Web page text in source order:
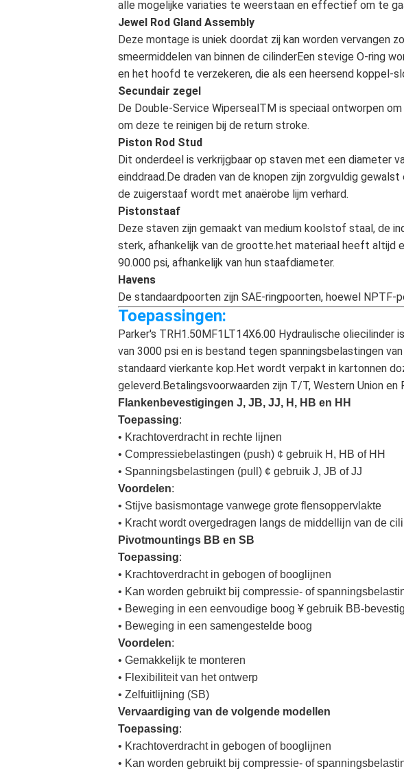
alle mogelijke variaties te weerstaan en effectief om te
Jewel Rod Gland Assembly
Deze montage is uniek doordat zij kan worden vervangen
smeermiddelen van binnen de cilinderEen stevige O-ring
en het hoofd te verzekeren, die als een heersend koppel-
Secundair zegel
De Double-Service WipersealTM is speciaal ontworpen
om deze te reinigen bij de return stroke.
Piston Rod Stud
Dit onderdeel is verkrijgbaar op staven met een diameter
einddraad.De draden van de knopen zijn zorgvuldig
de zuigerstaaf wordt met anaërobe lijm verhard.
Pistonstaaf
Deze staven zijn gemaakt van medium koolstof staal, de
sterk, afhankelijk van de grootte.het materiaal heeft altijd
90.000 psi, afhankelijk van hun staafdiameter.
Havens
De standaardpoorten zijn SAE-ringpoorten, hoewel
Toepassingen:
Parker's TRH1.50MF1LT14X6.00 Hydraulische
van 3000 psi en is bestand tegen spanningsbelastingen
standaard vierkante kop.Het wordt verpakt in kartonnen
geleverd.Betalingsvoorwaarden zijn T/T, Western Union en
Flankenbevestigingen J, JB, JJ, H, HB en HH
Toepassing:
• Krachtoverdracht in rechte lijnen
• Compressiebelastingen (push) ¢ gebruik H, HB of HH
• Spanningsbelastingen (pull) ¢ gebruik J, JB of JJ
Voordelen:
• Stijve basismontage vanwege grote flensoppervlakte
• Kracht wordt overgedragen langs de middellijn van de
Pivotmountings BB en SB
Toepassing:
• Krachtoverdracht in gebogen of booglijnen
• Kan worden gebruikt bij compressie- of
• Beweging in een eenvoudige boog ¥ gebruik BB-
• Beweging in een samengestelde boog
Voordelen:
• Gemakkelijk te monteren
• Flexibiliteit van het ontwerp
• Zelfuitlijning (SB)
Vervaardiging van de volgende modellen
Toepassing:
• Krachtoverdracht in gebogen of booglijnen
• Kan worden gebruikt bij compressie- of